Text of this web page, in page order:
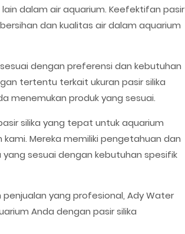
dalam air aquarium. Keefektifan pasir
dan kualitas air dalam aquarium
dengan preferensi dan kebutuhan
tertentu terkait ukuran pasir silika
menemukan produk yang sesuai.
silika yang tepat untuk aquarium
Mereka memiliki pengetahuan dan
sesuai dengan kebutuhan spesifik
yang profesional, Ady Water
Anda dengan pasir silika